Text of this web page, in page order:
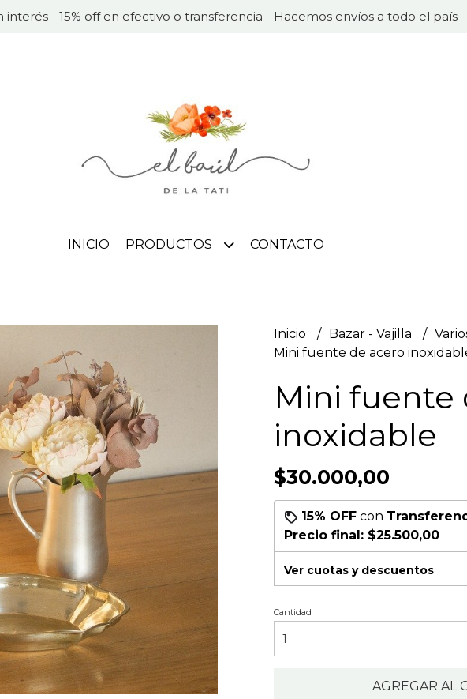
interés - 15% off en efectivo o transferencia - Hacemos envíos a todo el país
INICIO PRODUCTOS CONTACTO
Inicio Bazar - Vajilla
Mini fuente de acero
Mini fuente
inoxidable
$30.000,00
15% OFFcon
Precio final: $25.500,00
Ver cuotas y descuentos
Cantidad
AGREGAR AL